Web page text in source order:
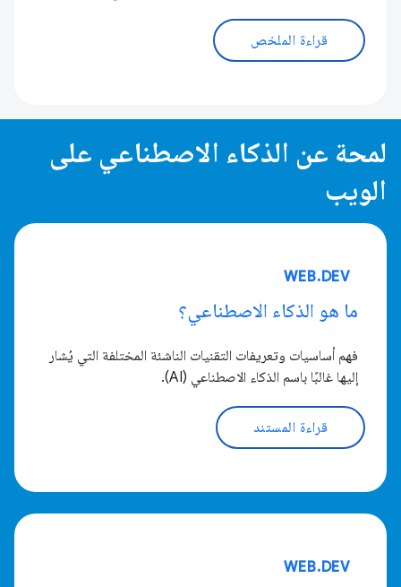
قراءة الملخص
لمحة عن الذكاء الاصطناعي على
الويب
WEB.DEV
ما هو الذكاء الاصطناعي؟
فهم أساسيات وتعريفات التقنيات الناشئة المختلفة التي يُشار
إليها غالبًا باسم الذكاء الاصطناعي (AI).
قراءة المستند
WEB.DEV